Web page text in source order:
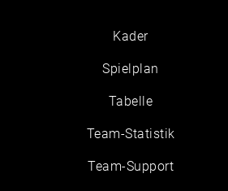
Kader
Spielplan
Tabelle
Team-Statistik
Team-Support